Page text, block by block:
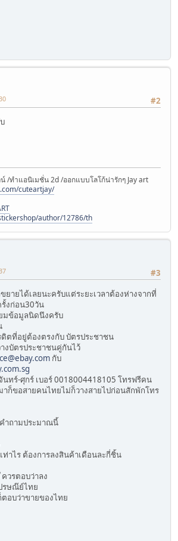
#2
/ทำแอนิเมชั่น 2d /ออกแบบโลโก้น่ารักๆ Jay art
cuteartjay/
author/12786/th
#3
ยายได้เลยนะครับแต่ระยะเวลาต้องห่างจากที่
รั้งก่อน30วัน
มข้อมูลนิดนึงครับ
ตที่อยู่ต้องตรงกับ บัตรประชาชน
งบัตรประชาชนคู่กันไว้
กับ
นทร์-ศุกร์ เบอร์ 0018004418105 โทรฟรีคน
ก็ขอสายคนไทยไม่ก็วางสายไปก่อนสักพักโทร
ำถามประมาณนี้
ท่าไร ต้องการลงสินค้าเดือนละกี่ชิ้น
วรตอบว่าลง
รษณ๊ย์ไทย
อบว่าขายของไทย